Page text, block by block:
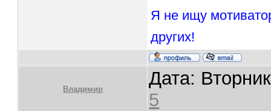
Я не ищу
других!
Владимир
Дата:
5